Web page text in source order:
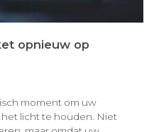
opnieuw op
moment om uw
licht te houden. Niet